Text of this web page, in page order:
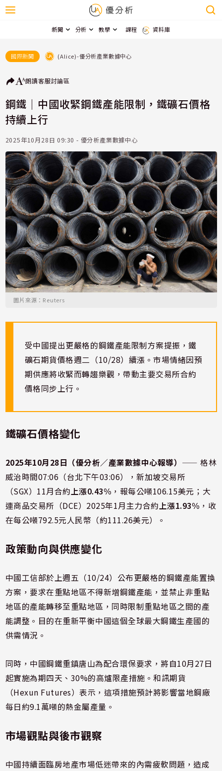
新聞 分析 教學 課程 資料庫
國際新聞 (Alice)-優分析產業數據中心
朗讀客服討論區
鋼鐵｜中國收緊鋼鐵產能限制，鐵礦石價格
持續上行
2025年10月28日 09:30 - 優分析產業數據中心
圖片來源：Reuters
受中國提出更嚴格的鋼鐵產能限制方案提振，鐵
礦石期貨價格週二（10/28）續漲。市場情緒因預
期供應將收緊而轉趨樂觀，帶動主要交易所合約
價格同步上行。
鐵礦石價格變化
2025年10月28日（優分析／產業數據中心報導） ⸺ 格林
威治時間07:06（台北下午03:06），新加坡交易所
（SGX）11月合約上漲0.43% ，報每公噸106.15美元；大
連商品交易所（DCE）2025年1月主力合約上漲1.93% ，收
在每公噸792.5元人民幣（約111.26美元）。
政策動向與供應變化
中國工信部於上週五（10/24）公布更嚴格的鋼鐵產能置換
方案，要求在重點地區不得新增鋼鐵產能，並禁止非重點
地區的產能轉移至重點地區，同時限制重點地區之間的產
能調整。目的在重新平衡中國這個全球最大鋼鐵生產國的
供需情況。
同時，中國鋼鐵重鎮唐山為配合環保要求，將自10月27日
起實施為期四天、30%的高爐限產措施。和訊期貨
（Hexun Futures）表示，這項措施預計將影響當地鋼廠
每日約9.1萬噸的熱金屬產量。
市場觀點與後市觀察
中國持續面臨房地產市場低迷帶來的內需疲軟問題，造成